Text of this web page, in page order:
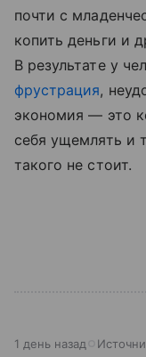
почти с
копить деньги и
В результате у
фрустрация,
экономия — это
себя ущемлять и
такого не стоит.
1 день назад